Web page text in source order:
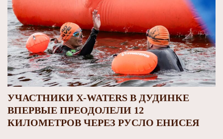
УЧАСТНИКИ X-WATERS В ДУДИНКЕ
ВПЕРВЫЕ ПРЕОДОЛЕЛИ 12
КИЛОМЕТРОВ ЧЕРЕЗ РУСЛО ЕНИСЕЯ